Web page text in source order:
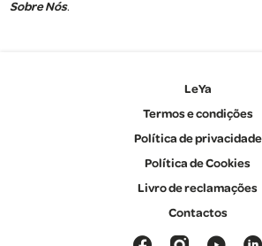
Sobre Nós.
LeYa
Termos e condições
Política de privacidade
Política de Cookies
Livro de reclamações
Contactos